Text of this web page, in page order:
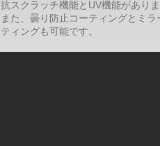
抗スクラッチ機能とUV機能がありま
また、曇り防止コーティングとミラ
ティングも可能です。